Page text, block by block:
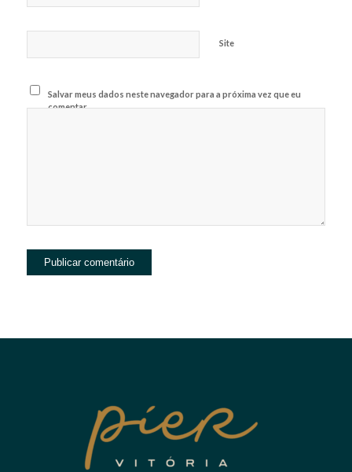
Site
Salvar meus dados neste navegador para a próxima vez que eu
comentar.